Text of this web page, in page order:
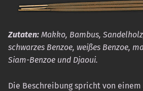
Zutaten: Makko, Bambus,
schwarzes Benzoe, weißes Benzoe,
Siam-Benzoe und Djaoui.
Die Beschreibung spricht von einem